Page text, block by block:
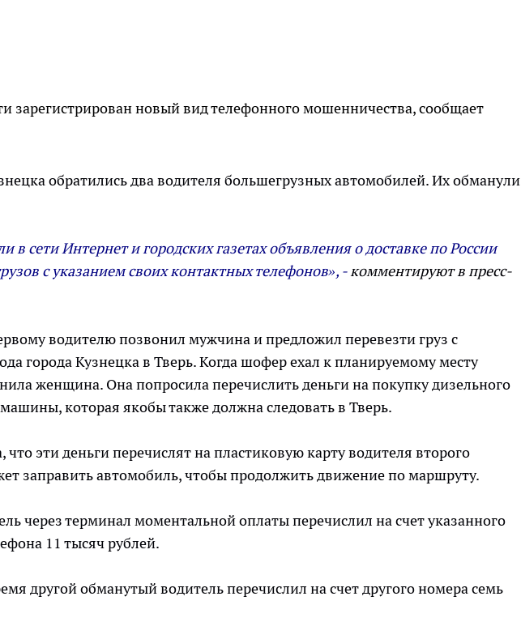
зарегистрирован новый вид телефонного мошенничества, сообщает
обратились два водителя большегрузных автомобилей. Их обманули
в сети Интернет и городских газетах объявления о доставке по России
с указанием своих контактных телефонов», -комментируют в пресс-
водителю позвонил мужчина и предложил перевезти груз с
города Кузнецка в Тверь. Когда шофер ехал к планируемому месту
женщина. Она попросила перечислить деньги на покупку дизельного
которая якобы также должна следовать в Тверь.
эти деньги перечислят на пластиковую карту водителя второго
заправить автомобиль, чтобы продолжить движение по маршруту.
через терминал моментальной оплаты перечислил на счет указанного
11 тысяч рублей.
другой обманутый водитель перечислил на счет другого номера семь